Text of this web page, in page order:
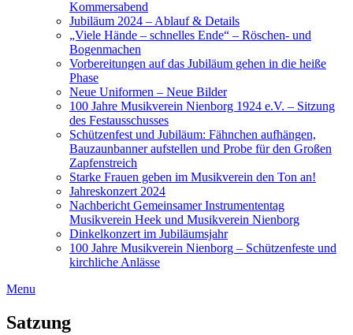
Kommersabend
Jubiläum 2024 – Ablauf & Details
„Viele Hände – schnelles Ende“ – Röschen- und
Bogenmachen
Vorbereitungen auf das Jubiläum gehen in die heiße
Phase
Neue Uniformen – Neue Bilder
100 Jahre Musikverein Nienborg 1924 e.V. – Sitzung
des Festausschusses
Schützenfest und Jubiläum: Fähnchen aufhängen,
Bauzaunbanner aufstellen und Probe für den Großen
Zapfenstreich
Starke Frauen geben im Musikverein den Ton an!
Jahreskonzert 2024
Nachbericht Gemeinsamer Instrumententag
Musikverein Heek und Musikverein Nienborg
Dinkelkonzert im Jubiläumsjahr
100 Jahre Musikverein Nienborg – Schützenfeste und
kirchliche Anlässe
Menu
Satzung